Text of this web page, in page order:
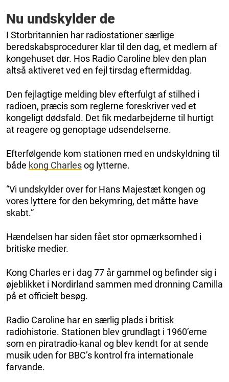
Nu undskylder de
I Storbritannien har radiostationer særlige
beredskabsprocedurer klar til den dag, et medlem af
kongehuset dør. Hos Radio Caroline blev den plan
altså aktiveret ved en fejl tirsdag eftermiddag.
Den fejlagtige melding blev efterfulgt af stilhed i
radioen, præcis som reglerne foreskriver ved et
kongeligt dødsfald. Det fik medarbejderne til hurtigt
at reagere og genoptage udsendelserne.
Efterfølgende kom stationen med en undskyldning til
både kong Charlesog lytterne.
“Vi undskylder over for Hans Majestæt kongen og
vores lyttere for den bekymring, det måtte have
skabt.”
Hændelsen har siden fået stor opmærksomhed i
britiske medier.
Kong Charles er i dag 77 år gammel og befinder sig i
øjeblikket i Nordirland sammen med dronning Camilla
på et officielt besøg.
Radio Caroline har en særlig plads i britisk
radiohistorie. Stationen blev grundlagt i 1960’erne
som en piratradio-kanal og blev kendt for at sende
musik uden for BBC’s kontrol fra internationale
farvande.